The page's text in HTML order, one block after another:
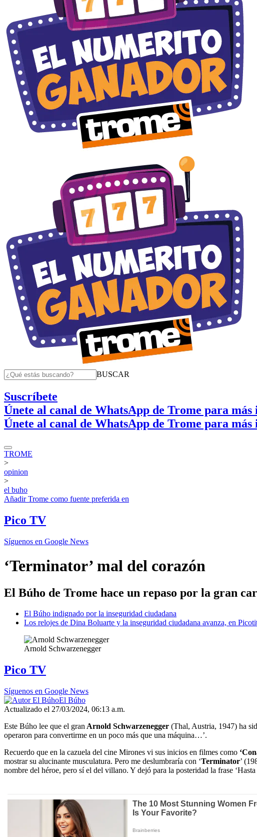
BUSCAR
Suscríbete
Únete al canal de WhatsApp de Trome para
Únete al canal de WhatsApp de Trome para
TROME
>
opinion
>
el buho
AñadirTrome como fuente preferida en
Pico TV
Síguenos en Google News
‘Terminator’ mal del corazón
El Búho de Trome hace un repaso por la gran
El Búho indignado por la inseguridad ciudadana
Los relojes de Dina Boluarte y la inseguridad ciudadana avanza, en
Arnold Schwarzenegger
Pico TV
Síguenos en Google News
El Búho
Actualizado el 27/03/2024, 06:13 a.m.
Este Búho lee que el gran Arnold Schwarzenegger (Thal, Austria, 1947) ha
operaron para convertirme en un poco más que una máquina…’.
Recuerdo que en la cazuela del cine Mirones vi sus inicios en filmes como
mostrar su alucinante musculatura. Pero me deslumbraría con ‘Terminator’
nombre del héroe, pero sí el del villano. Y dejó para la posteridad la frase